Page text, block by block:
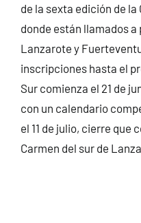
de la sexta edición de la
donde están llamados
Lanzarote y
inscripciones hasta el
Sur comienza el 21 de
con un calendario
el 11 de julio, cierre que
Carmen del sur de